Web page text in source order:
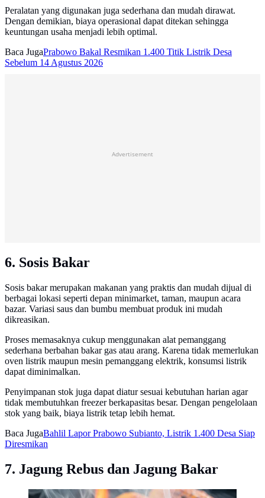
Peralatan yang digunakan juga sederhana dan mudah dirawat.
Dengan demikian, biaya operasional dapat ditekan sehingga
keuntungan usaha menjadi lebih optimal.
Baca JugaPrabowo Bakal Resmikan 1.400 Titik Listrik Desa
Sebelum 14 Agustus 2026
Advertisement
6. Sosis Bakar
Sosis bakar merupakan makanan yang praktis dan mudah dijual di
berbagai lokasi seperti depan minimarket, taman, maupun acara
bazar. Variasi saus dan bumbu membuat produk ini mudah
dikreasikan.
Proses memasaknya cukup menggunakan alat pemanggang
sederhana berbahan bakar gas atau arang. Karena tidak memerlukan
oven listrik maupun mesin pemanggang elektrik, konsumsi listrik
dapat diminimalkan.
Penyimpanan stok juga dapat diatur sesuai kebutuhan harian agar
tidak membutuhkan freezer berkapasitas besar. Dengan pengelolaan
stok yang baik, biaya listrik tetap lebih hemat.
Baca JugaBahlil Lapor Prabowo Subianto, Listrik 1.400 Desa Siap
Diresmikan
7. Jagung Rebus dan Jagung Bakar